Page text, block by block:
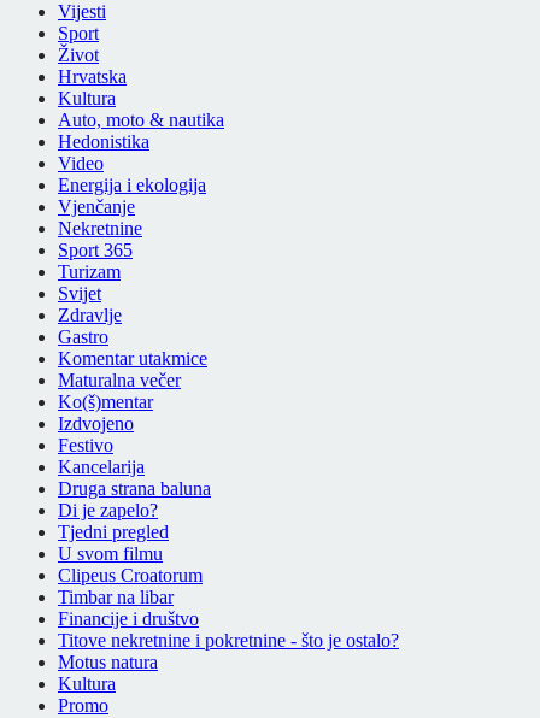
Vijesti
Sport
Život
Hrvatska
Kultura
Auto, moto & nautika
Hedonistika
Video
Energija i ekologija
Vjenčanje
Nekretnine
Sport 365
Turizam
Svijet
Zdravlje
Gastro
Komentar utakmice
Maturalna večer
Ko(š)mentar
Izdvojeno
Festivo
Kancelarija
Druga strana baluna
Di je zapelo?
Tjedni pregled
U svom filmu
Clipeus Croatorum
Timbar na libar
Financije i društvo
Titove nekretnine i pokretnine - što je ostalo?
Motus natura
Kultura
Promo